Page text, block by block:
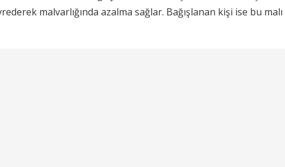
malvarlığında azalma sağlar. Bağışlanan kişi ise bu malı